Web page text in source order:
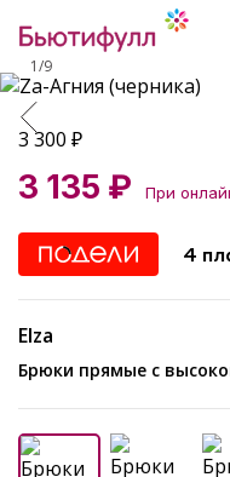
1/9
3 300 ₽
3 135 ₽ При
4
Elza
Брюки прямые с